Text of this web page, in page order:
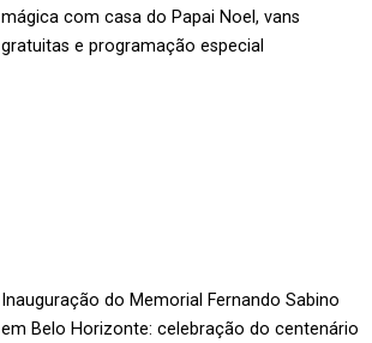
mágica com casa do Papai Noel, vans
gratuitas e programação especial
Inauguração do Memorial Fernando Sabino
em Belo Horizonte: celebração do centenário